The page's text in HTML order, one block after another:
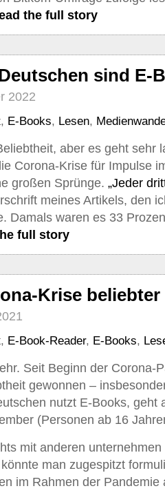
the full story
sind E-
2022
, E-Books, Lesen,
aber es geht sehr
Corona-Krise für Impulse
großen Sprünge. „Jeder
meines Artikels, den
Damals waren es 33
full story
Krise beliebter
, E-Book-Reader, E-Books,
Seit Beginn der Corona-
gewonnen –
nutzt E-Books, geht
(Personen ab 16
mit anderen
man zugespitzt
im Rahmen der Pandemie